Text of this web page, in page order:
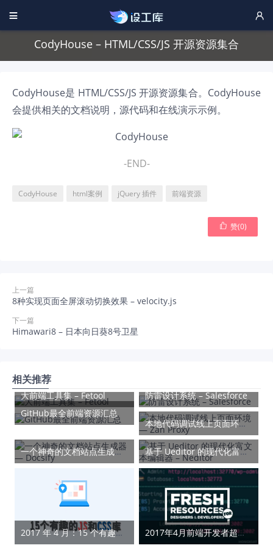
 
CodyHouse – HTML/CSS/JS 开源资源集合
CodyHouse是 HTML/CSS/JS 开源资源集合。CodyHouse
会提供相关的文档说明，源代码和在线演示示例。
-END-
CodyHouse html案例 jQuery 插件 前端资源
 赞(0)
上一篇
8种实现页面全屏滚动切换效果 – velocity.js
下一篇
Himawari8 – 日本向日葵8号卫星
相关推荐
大前端工具集 – Fetool
防雷设计系统 – Salesforce
GitHub最全前端资源汇总
本地代码调试线上页面环境 — Zan Proxy
一个神奇的文档站点生成器 — Docsify 基于 Ueditor 的现代化富文本编辑器 – Neditor
2017 年 4 月：15 个有趣的 JS 和 CSS 库 2017年4月前端开发者超实用干货大合集